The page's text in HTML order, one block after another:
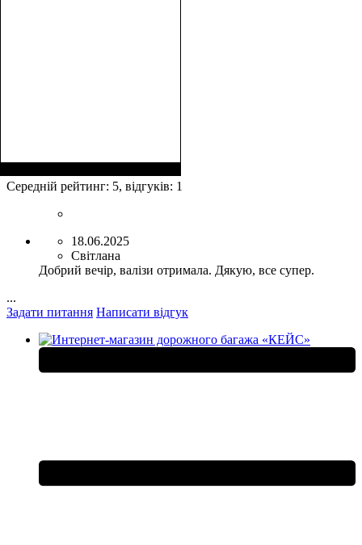
45х23-26
Середній рейтинг: 5, відгуків: 1
18.06.2025
Світлана
Добрий вечір, валізи отримала. Дякую, все супер.
...
Задати питання Написати відгук